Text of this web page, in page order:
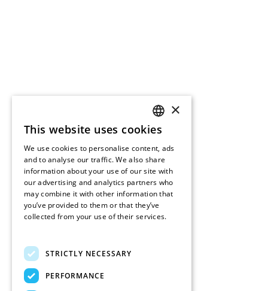
ENGLISH
FRENCH
DUTCH
SPANISH
×
This website uses cookies
We use cookies to personalise content, ads
and to analyse our traffic. We also share
information about your use of our site with
our advertising and analytics partners who
may combine it with other information that
you’ve provided to them or that they’ve
collected from your use of their services.
STRICTLY NECESSARY
PERFORMANCE